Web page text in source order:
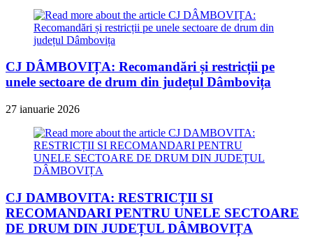
CJ DÂMBOVIȚA: Recomandări și restricții pe
unele sectoare de drum din județul Dâmbovița
27 ianuarie 2026
CJ DAMBOVITA: RESTRICȚII SI
RECOMANDARI PENTRU UNELE SECTOARE
DE DRUM DIN JUDEȚUL DÂMBOVIȚA